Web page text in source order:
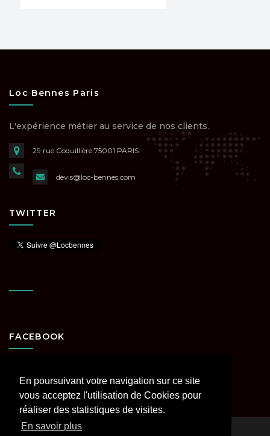
En poursuivant votre navigation sur ce site
vous acceptez l'utilisation de Cookies pour
réaliser des statistiques de visites.
En savoir plus
Loc Bennes Paris
L'expérience métier au service de nos clients.
29 rue Coquillière 75001 PARIS
devis@loc-bennes.com
TWITTER
FACEBOOK